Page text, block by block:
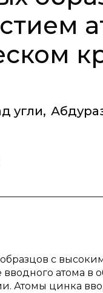
угли,
с
атома в
Атомы цинка